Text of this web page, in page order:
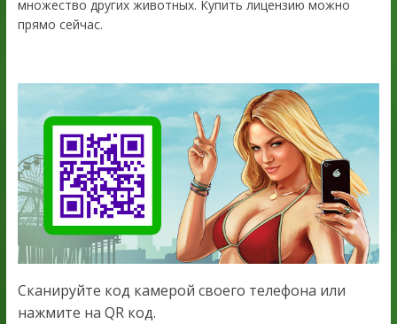
множество других животных. Купить лицензию можно
прямо сейчас.
Сканируйте код камерой своего телефона или
нажмите на QR код.